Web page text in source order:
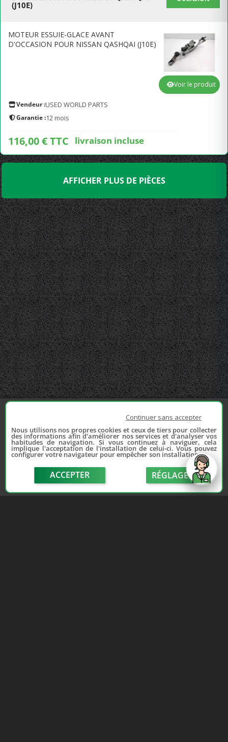
(J10E)
MOTEUR ESSUIE-GLACE AVANT
D'OCCASION POUR NISSAN QASHQAI (J10E)
Vendeur :USED WORLD PARTS
Garantie :12 mois
116,00 € TTC livraison incluse
Voir le produit
AFFICHER PLUS DE PIÈCES
Continuer sans accepter
Nous utilisons nos propres cookies et ceux de tiers pour collecter
des informations afin d'améliorer nos services et d'analyser vos
habitudes de navigation. Si vous continuez à naviguer, cela
implique l'acceptation de l'installation de celui-ci. Vous pouvez
configurer votre navigateur pour empêcher son installation.
ACCEPTER RÉGLAGE